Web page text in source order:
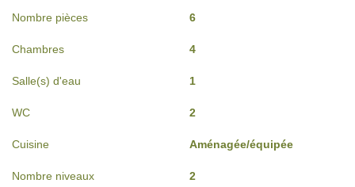
Nombre pièces 6
Chambres 4
Salle(s) d'eau 1
WC 2
Cuisine Aménagée/équipée
Nombre niveaux 2